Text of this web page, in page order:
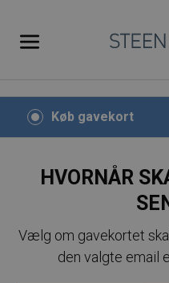
Køb gavekort
HVORNÅR
Vælg om gavekortet
den valgte email